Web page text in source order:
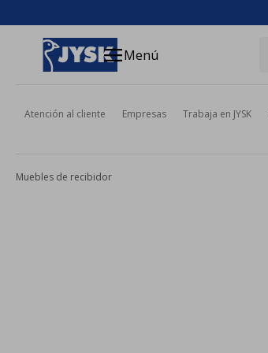
menuMenú
Atención al cliente Empresas Trabaja en JYSK
Muebles de recibidor
close